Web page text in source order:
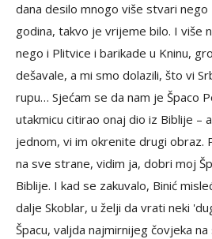
dana desilo mnogo više stvari
godina, takvo je vrijeme bilo. I više
nego i Plitvice i barikade u Kninu,
dešavale, a mi smo dolazili, što vi
rupu… Sjećam se da nam je Špaco
utakmicu citirao onaj dio iz Biblije –
jednom, vi im okrenite drugi obraz.
na sve strane, vidim ja, dobri moj
Biblije. I kad se zakuvalo, Binić
dalje Skoblar, u želji da vrati neki
Špacu, valjda najmirnijeg čovjeka